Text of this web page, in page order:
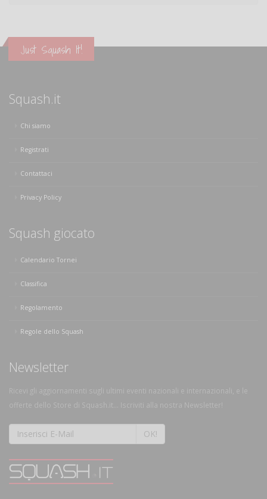
Just Squash It!
Squash.it
Chi siamo
Registrati
Contattaci
Privacy Policy
Squash giocato
Calendario Tornei
Classifica
Regolamento
Regole dello Squash
Newsletter
Ricevi gli aggiornamenti sugli ultimi eventi nazionali e internazionali, e le
offerte dello Store di Squash.it... Iscriviti alla nostra Newsletter!
OK!